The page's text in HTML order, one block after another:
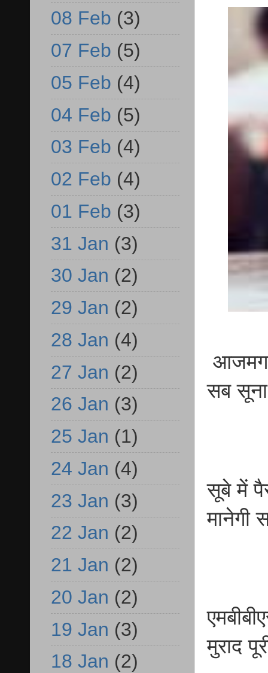
सब सूना
सूबे में
मानेगी
मुराद
08 Feb (3)
07 Feb (5)
05 Feb (4)
04 Feb (5)
03 Feb (4)
02 Feb (4)
01 Feb (3)
31 Jan (3)
30 Jan (2)
29 Jan (2)
28 Jan (4)
27 Jan (2)
26 Jan (3)
25 Jan (1)
24 Jan (4)
23 Jan (3)
22 Jan (2)
21 Jan (2)
20 Jan (2)
19 Jan (3)
18 Jan (2)